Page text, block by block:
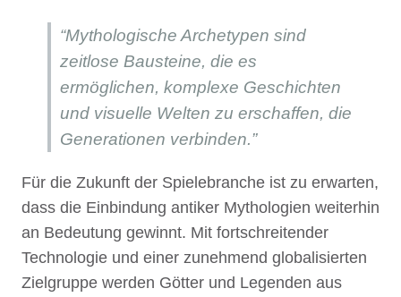
“Mythologische Archetypen sind
zeitlose Bausteine, die es
ermöglichen, komplexe Geschichten
und visuelle Welten zu erschaffen, die
Generationen verbinden.”
Für die Zukunft der Spielebranche ist zu erwarten,
dass die Einbindung antiker Mythologien weiterhin
an Bedeutung gewinnt. Mit fortschreitender
Technologie und einer zunehmend globalisierten
Zielgruppe werden Götter und Legenden aus